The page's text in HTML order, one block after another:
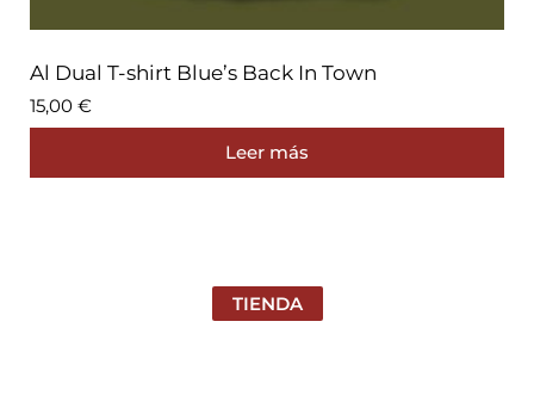
Al Dual T-shirt Blue’s Back In Town
15,00 €
Leer más
TIENDA